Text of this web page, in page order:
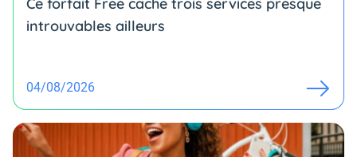
Ce forfait Free cache trois services presque
introuvables ailleurs
04/08/2026